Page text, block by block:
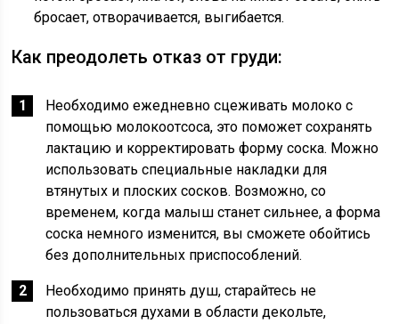
бросает, отво­рачивается, выгибается.
Как преодолеть отказ от груди:
Необходимо ежедневно сцежи­вать молоко с
помощью молокоот­соса, это поможет сохранять
лакта­цию и корректировать форму соска. Можно
использовать специальные накладки для
втянутых и плоских сосков. Возможно, со
временем, когда малыш станет сильнее, а фор­ма
соска немного изменится, вы сможете обойтись
без дополнительных приспособлений.
Необходимо принять душ, старай­тесь не
пользоваться духами в области декольте,